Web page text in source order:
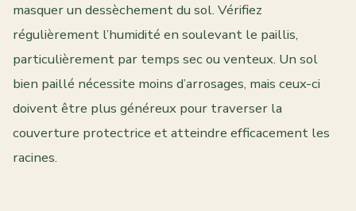
masquer un dessèchement du sol. Vérifiez
régulièrement l’humidité en soulevant le paillis,
particulièrement par temps sec ou venteux. Un sol
bien paillé nécessite moins d’arrosages, mais ceux-ci
doivent être plus généreux pour traverser la
couverture protectrice et atteindre efficacement les
racines.